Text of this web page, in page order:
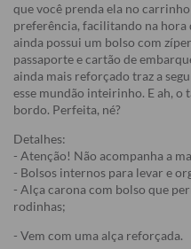
que você prenda ela no
preferência, facilitando na hora
ainda possui um bolso com
passaporte e cartão de
ainda mais reforçado traz a
esse mundão inteirinho. E ah, o
bordo. Perfeita, né?
Detalhes:
- Atenção! Não acompanha a
- Bolsos internos para levar e
- Alça carona com bolso que
rodinhas;
- Vem com uma alça reforçada.